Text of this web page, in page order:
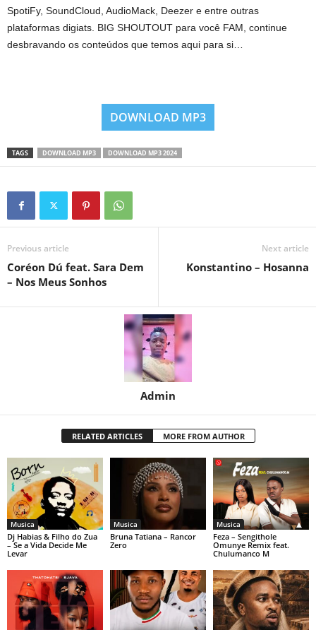
SpotiFy, SoundCloud, AudioMack, Deezer e entre outras
plataformas digiats. BIG SHOUTOUT para você FAM, continue
desbravando os conteúdos que temos aqui para si…
DOWNLOAD MP3
TAGS DOWNLOAD MP3 DOWNLOAD MP3 2024
Previous article
Coréon Dú feat. Sara Dem
– Nos Meus Sonhos
Next article
Konstantino – Hosanna
Admin
RELATED ARTICLES MORE FROM AUTHOR
Musica
Dj Habias & Filho do Zua
– Se a Vida Decide Me
Levar
Musica
Bruna Tatiana – Rancor
Zero
Musica
Feza – Sengithole
Omunye Remix feat.
Chulumanco M